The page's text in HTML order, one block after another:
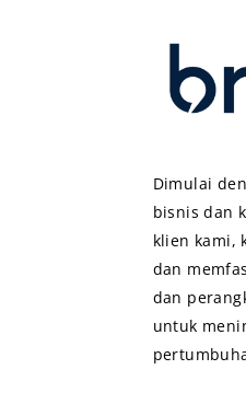
Dimulai
bisnis dan
klien kami,
dan
dan
untuk